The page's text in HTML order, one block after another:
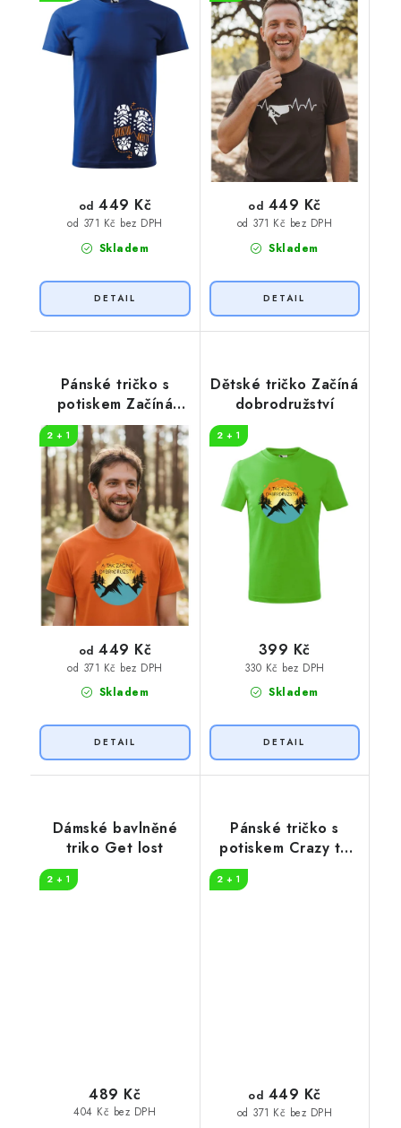
Skladem
od 371 Kč bez DPH
od 449 Kč
Skladem
od 371 Kč bez DPH
od 449 Kč
Pánské tričko s
potiskem Začíná
dobrodružství
2 + 1
Skladem
od 371 Kč bez DPH
od 449 Kč
Dětské tričko Začíná
dobrodružství
2 + 1
Skladem
330 Kč bez DPH
399 Kč
Dámské bavlněné
triko Get lost
2 + 1
404 Kč bez DPH
489 Kč
Pánské tričko s
potiskem Crazy to
2 + 1
od 371 Kč bez DPH
od 449 Kč